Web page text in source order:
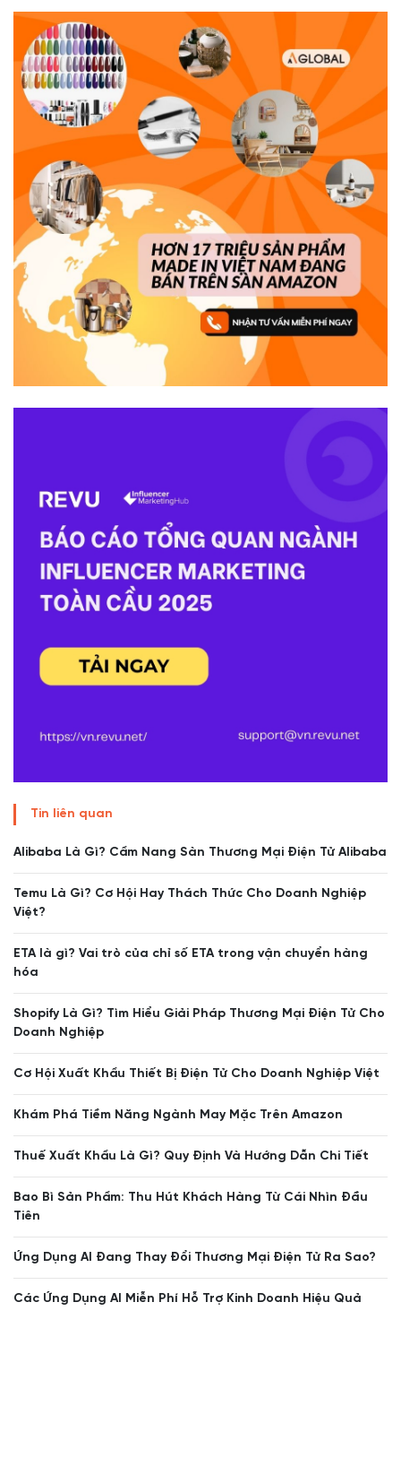
Tin liên quan
Alibaba Là Gì? Cẩm Nang Sàn Thương Mại Điện Tử Alibaba
Temu Là Gì? Cơ Hội Hay Thách Thức Cho Doanh Nghiệp
Việt?
ETA là gì? Vai trò của chỉ số ETA trong vận chuyển hàng
hóa
Shopify Là Gì? Tìm Hiểu Giải Pháp Thương Mại Điện Tử Cho
Doanh Nghiệp
Cơ Hội Xuất Khẩu Thiết Bị Điện Tử Cho Doanh Nghiệp Việt
Khám Phá Tiềm Năng Ngành May Mặc Trên Amazon
Thuế Xuất Khẩu Là Gì? Quy Định Và Hướng Dẫn Chi Tiết
Bao Bì Sản Phẩm: Thu Hút Khách Hàng Từ Cái Nhìn Đầu
Tiên
Ứng Dụng AI Đang Thay Đổi Thương Mại Điện Tử Ra Sao?
Các Ứng Dụng AI Miễn Phí Hỗ Trợ Kinh Doanh Hiệu Quả